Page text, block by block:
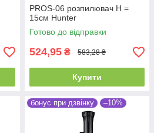
PROS-06 розпилювач Н =
15см Hunter
Готово до відправки
524,95 ₴ 583,28 ₴
Купити
бонус при дзвінку –10%